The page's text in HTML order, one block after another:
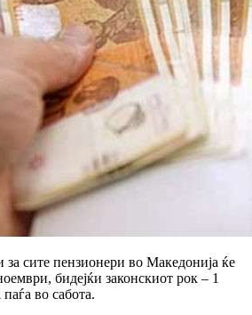
сите пензионери во Македонија ќе
бидејќи законскиот рок – 1
во сабота.